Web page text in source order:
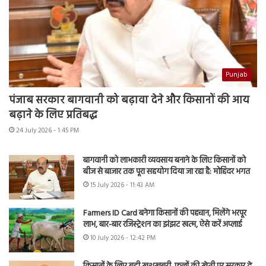
Punjab
पंजाब सरकार बागवानी को बढ़ावा देने और किसानों की आय
बढ़ाने के लिए प्रतिबद्ध
24 July 2026 - 1:45 PM
बागवानी को लाभकारी व्यवसाय बनाने के लिए किसानों को
बीज से बाजार तक पूरा सहयोग दिया जा रहा है: मोहिंदर भगत
15 July 2026 - 11:43 AM
Farmers ID Card बनेगा किसानों की पहचान, मिलेंगे भरपूर
लाभ, बार-बार रजिस्ट्रेशन का झंझट खत्म, ऐसे करें अप्लाई
10 July 2026 - 12:42 PM